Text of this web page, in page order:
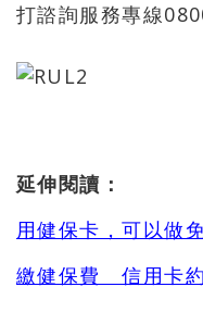
打諮詢服務專線
延伸閱讀：
用健保卡，可以做
繳健保費 信用卡約